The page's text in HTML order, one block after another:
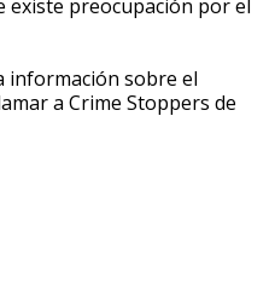
existe preocupación por el
información sobre el
a Crime Stoppers de